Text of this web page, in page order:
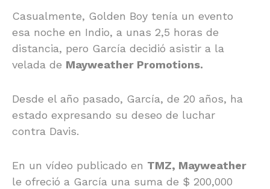
Casualmente, Golden Boy tenía un evento
esa noche en Indio, a unas 2,5 horas de
distancia, pero García decidió asistir a la
velada de Mayweather Promotions.
Desde el año pasado, García, de 20 años, ha
estado expresando su deseo de luchar
contra Davis.
En un vídeo publicado en TMZ, Mayweather
le ofreció a García una suma de $ 200,000